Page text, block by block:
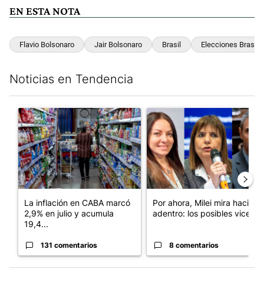
EN ESTA NOTA
Flavio Bolsonaro Jair Bolsonaro Brasil Elecciones Brasil
Noticias en Tendencia
Un artículo de tendencia con el título "La inflación en CABA
La inflación en CABA marcó
2,9% en julio y acumula
19,4...
131 comentarios
Un artículo de tendencia con
Por ahora, Milei mira hacia
adentro: los posibles vices...
8 comentarios